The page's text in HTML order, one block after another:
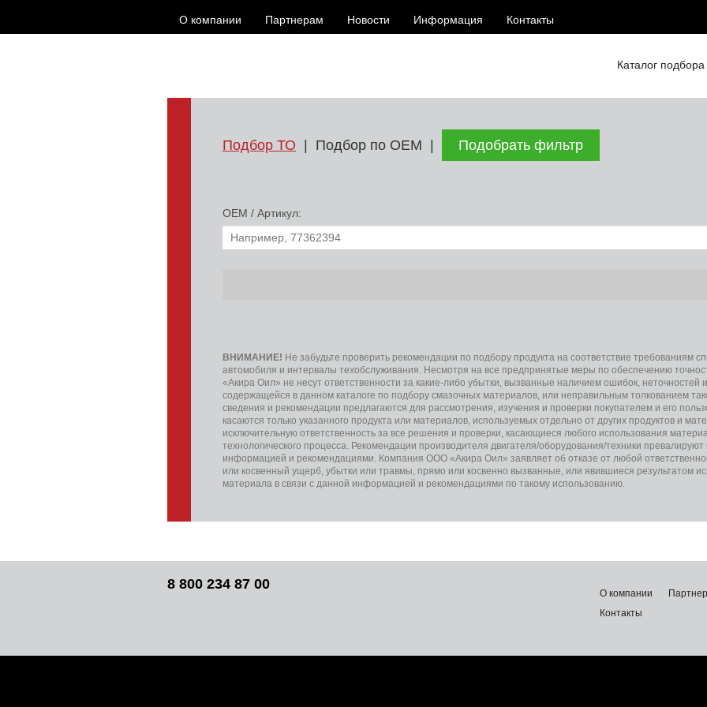
О компании Партнерам Новости Информация Контакты
Каталог подбора
Подбор ТО | Подбор по ОЕМ | Подобрать фильтр
ОЕМ / Артикул:
ВНИМАНИЕ! Не забудьте проверить рекомендации по подбору продукта на соответствие требованиям
автомобиля и интервалы техобслуживания. Несмотря на все предпринятые меры по обеспечению
«Акира Оил» не несут ответственности за какие-либо убытки, вызванные наличием ошибок, неточностей
содержащейся в данном каталоге по подбору смазочных материалов, или неправильным толкованием
сведения и рекомендации предлагаются для рассмотрения, изучения и проверки покупателем и его
касаются только указанного продукта или материалов, используемых отдельно от других продуктов и
исключительную ответственность за все решения и проверки, касающиеся любого использования
технологического процесса. Рекомендации производителя двигателя/оборудования/техники
информацией и рекомендациями. Компания ООО «Акира Оил» заявляет об отказе от любой
или косвенный ущерб, убытки или травмы, прямо или косвенно вызванные, или явившиеся результатом
материала в связи с данной информацией и рекомендациями по такому использованию.
8 800 234 87 00
О компании
Контакты